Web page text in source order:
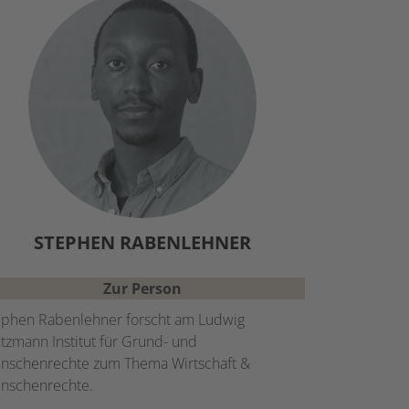
STEPHEN RABENLEHNER
Zur Person
Rabenlehner forscht am Ludwig
Institut für Grund- und
zum Thema Wirtschaft &